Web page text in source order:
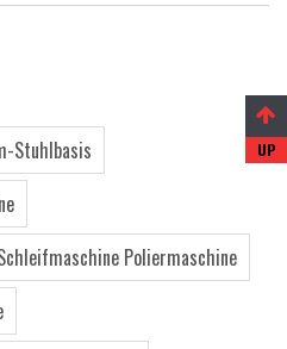
Stuhlbasis
Poliermaschine